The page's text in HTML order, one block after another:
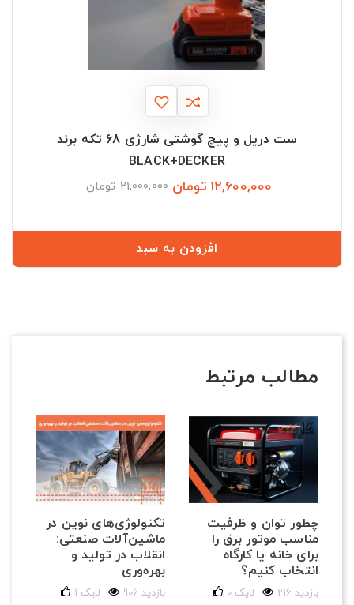
ست دریل و پیچ گوشتی شارژی 68 تکه برند
BLACK+DECKER
12,600,000 تومان 21,000,000 تومان
افزودن به سبد
مطالب مرتبط
تکنولوژی‌های نوین در
ماشین‌آلات صنعتی:
انقلاب در تولید و
بهره‌وری
906 بازدید 1 لایک
چطور توان و ظرفیت
مناسب موتور برق را
برای خانه یا کارگاه
انتخاب کنیم؟
216 بازدید 0 لایک